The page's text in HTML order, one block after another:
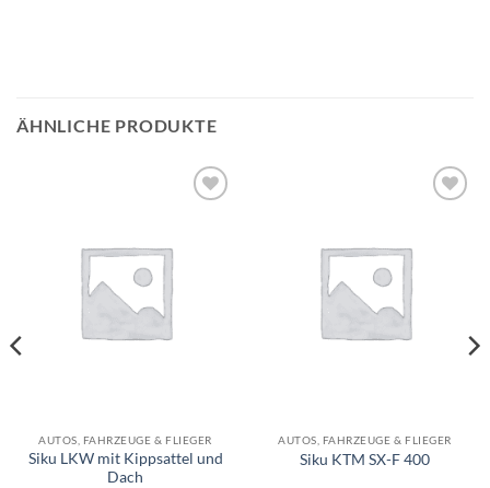
ÄHNLICHE PRODUKTE
AUTOS, FAHRZEUGE & FLIEGER
Siku LKW mit Kippsattel und
Dach
AUTOS, FAHRZEUGE & FLIEGER
Siku KTM SX-F 400